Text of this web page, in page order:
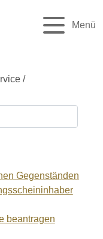
Menü
/
Gegenständen
beantragen